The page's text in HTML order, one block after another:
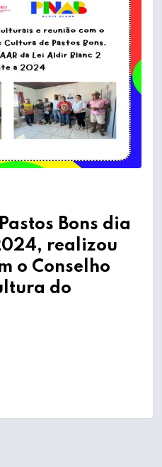
Bons dia
realizou
o Conselho
do